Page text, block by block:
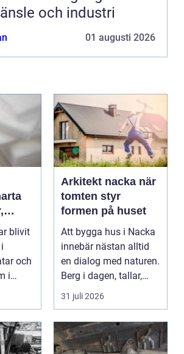
och industri
01 augusti 2026
blivit
och
i
ä...
Arkitekt nacka när
tomten styr
formen på huset
Att bygga hus i Nacka
innebär nästan alltid
en dialog med naturen.
Berg i dagen, tallar,
nivåskillna...
31 juli 2026